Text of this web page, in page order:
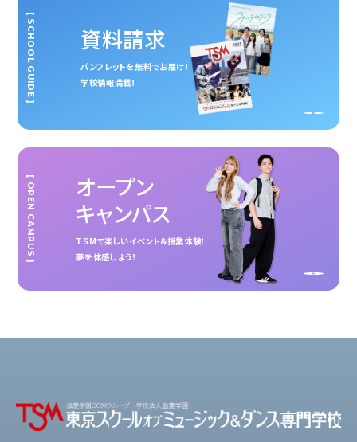
資料請求
パンフレットを無料でお届け！
学校情報満載！
[ SCHOOL GUIDE ]
オープン
キャンパス
TSMで楽しいイベント＆授業体験！
夢を体感しよう！
[ OPEN CAMPUS ]